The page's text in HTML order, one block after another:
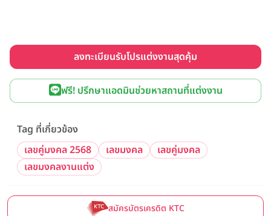
ลงทะเบียนรับโปรแต่งงานสุดคุ้ม
ฟรี! ปรึกษาแอดมินช่วยหาสถานที่แต่งงาน
Tag ที่เกี่ยวข้อง
เลขคู่มงคล 2568
เลขมงคล
เลขคู่มงคล
เลขมงคลงานแต่ง
สมัครบัตรเครดิต KTC